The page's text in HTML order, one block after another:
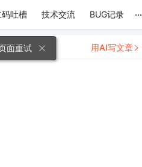
码吐槽 技术交流 BUG记录 ...
用AI写文章
面重试